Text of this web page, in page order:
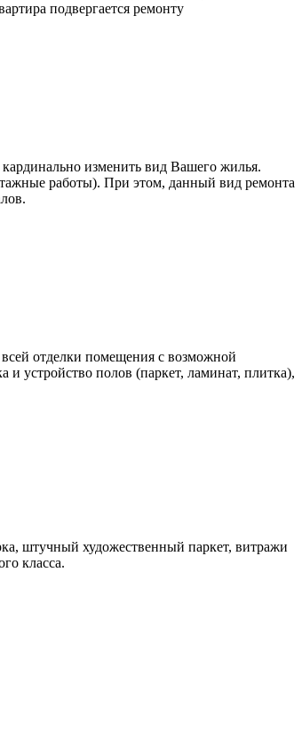
подвергается ремонту
изменить вид Вашего жилья.
работы). При этом, данный вид ремонта
отделки помещения с возможной
и устройство полов (паркет, ламинат, плитка),
штучный художественный паркет, витражи
класса.